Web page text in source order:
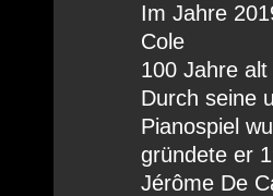
Im Jahre
Cole
100 Jahre
Durch seine
Pianospiel
gründete er
Jérôme De